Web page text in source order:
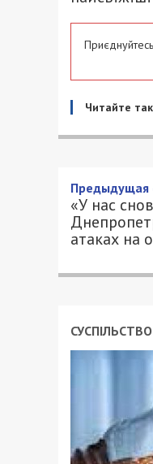
Читайте
Предыдущая
«У нас
атаках на
СУСПІЛЬСТВО